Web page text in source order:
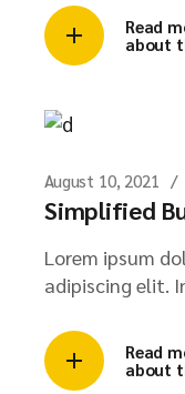
Read
about
August 10, 2021
Simplified
Lorem ipsum
adipiscing elit.
Read
about